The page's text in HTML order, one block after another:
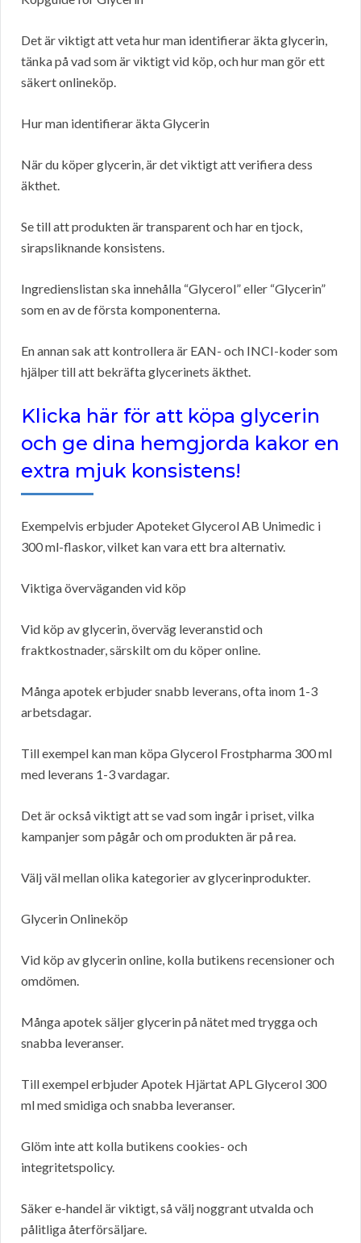
Det är viktigt att veta hur man identifierar äkta glycerin,
tänka på vad som är viktigt vid köp, och hur man gör ett
säkert onlineköp.
Hur man identifierar äkta Glycerin
När du köper glycerin, är det viktigt att verifiera dess
äkthet.
Se till att produkten är transparent och har en tjock,
sirapsliknande konsistens.
Ingredienslistan ska innehålla “Glycerol” eller “Glycerin”
som en av de första komponenterna.
En annan sak att kontrollera är EAN- och INCI-koder som
hjälper till att bekräfta glycerinets äkthet.
Klicka här för att köpa glycerin
och ge dina hemgjorda kakor en
extra mjuk konsistens!
Exempelvis erbjuder Apoteket Glycerol AB Unimedic i
300 ml-flaskor, vilket kan vara ett bra alternativ.
Viktiga överväganden vid köp
Vid köp av glycerin, överväg leveranstid och
fraktkostnader, särskilt om du köper online.
Många apotek erbjuder snabb leverans, ofta inom 1-3
arbetsdagar.
Till exempel kan man köpa Glycerol Frostpharma 300 ml
med leverans 1-3 vardagar.
Det är också viktigt att se vad som ingår i priset, vilka
kampanjer som pågår och om produkten är på rea.
Välj väl mellan olika kategorier av glycerinprodukter.
Glycerin Onlineköp
Vid köp av glycerin online, kolla butikens recensioner och
omdömen.
Många apotek säljer glycerin på nätet med trygga och
snabba leveranser.
Till exempel erbjuder Apotek Hjärtat APL Glycerol 300
ml med smidiga och snabba leveranser.
Glöm inte att kolla butikens cookies- och
integritetspolicy.
Säker e-handel är viktigt, så välj noggrant utvalda och
pålitliga återförsäljare.